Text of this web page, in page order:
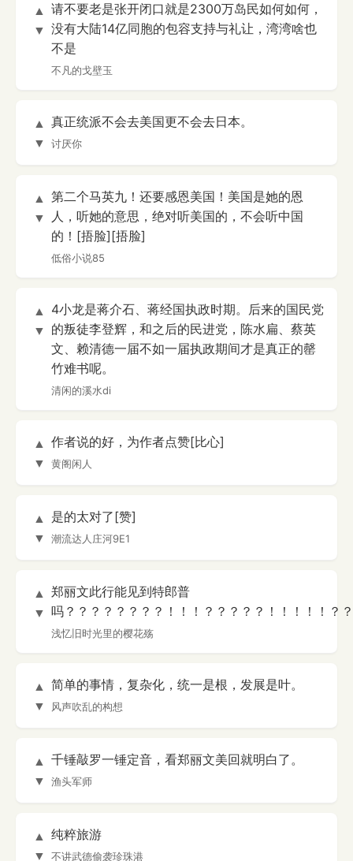
▲
▼
请不要老是张开闭口就是2300万岛民如何如何，
没有大陆14亿同胞的包容支持与礼让，湾湾啥也
不是
不凡的戈壁玉
▲
▼
真正统派不会去美国更不会去日本。
讨厌你
▲
▼
第二个马英九！还要感恩美国！美国是她的恩
人，听她的意思，绝对听美国的，不会听中国
的！[捂脸][捂脸]
低俗小说85
▲
▼
4小龙是蒋介石、蒋经国执政时期。后来的国民党
的叛徒李登辉，和之后的民进党，陈水扁、蔡英
文、赖清德一届不如一届执政期间才是真正的罄
竹难书呢。
清闲的溪水di
▲
▼
作者说的好，为作者点赞[比心]
黄阁闲人
▲
▼
是的太对了[赞]
潮流达人庄河9E1
▲
▼
郑丽文此行能见到特郎普
吗？？？？？？？？！！！？？？？？！！！！！？？
浅忆旧时光里的樱花殇
▲
▼
简单的事情，复杂化，统一是根，发展是叶。
风声吹乱的构想
▲
▼
千锤敲罗一锤定音，看郑丽文美回就明白了。
渔头军师
▲
▼
纯粹旅游
不讲武德偷袭珍珠港